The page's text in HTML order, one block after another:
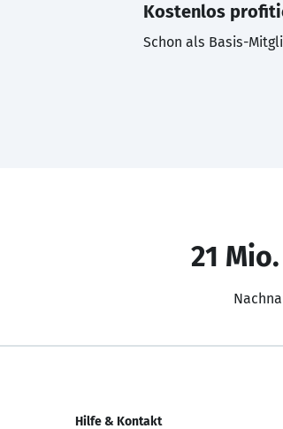
Kostenlos
Schon als Basis-
21
Hilfe & Kontakt